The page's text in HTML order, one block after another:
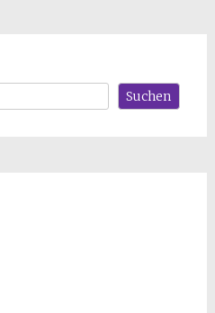
Suchen